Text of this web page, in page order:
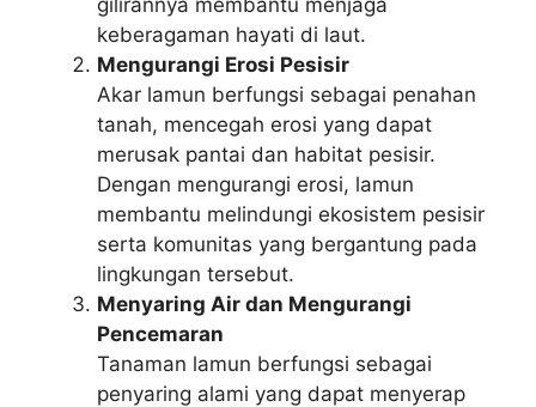
keberagaman hayati di laut.
Mengurangi Erosi Pesisir
Akar lamun berfungsi sebagai penahan
tanah, mencegah erosi yang dapat
merusak pantai dan habitat pesisir.
Dengan mengurangi erosi, lamun
membantu melindungi ekosistem pesisir
serta komunitas yang bergantung pada
lingkungan tersebut.
Menyaring Air dan Mengurangi
Pencemaran
Tanaman lamun berfungsi sebagai
penyaring alami yang dapat menyerap